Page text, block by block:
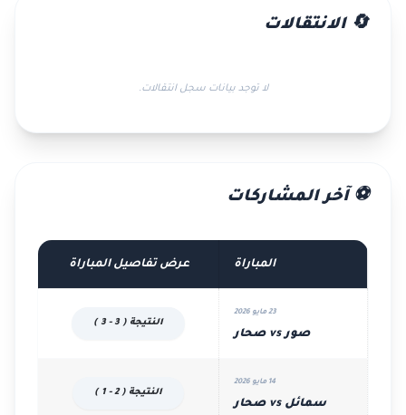
🔄 الانتقالات
لا توجد بيانات سجل انتقالات.
⚽ آخر المشاركات
المباراة عرض تفاصيل المباراة
23 مايو 2026
صور vs صحار
النتيجة ( 3 - 3 )
14 مايو 2026
سمائل vs صحار
النتيجة ( 2 - 1 )